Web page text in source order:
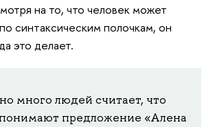
на то, что человек может
синтаксическим полочкам, он
это делает.
много людей считает, что
предложение «Алена